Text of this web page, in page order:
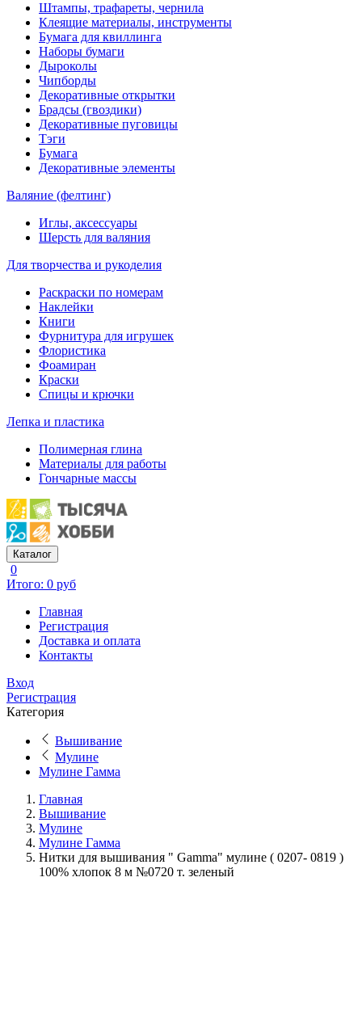
Штампы, трафареты, чернила
Клеящие материалы, инструменты
Бумага для квиллинга
Наборы бумаги
Дыроколы
Чипборды
Декоративные открытки
Брадсы (гвоздики)
Декоративные пуговицы
Тэги
Бумага
Декоративные элементы
Валяние (фелтинг)
Иглы, аксессуары
Шерсть для валяния
Для творчества и рукоделия
Раскраски по номерам
Наклейки
Книги
Фурнитура для игрушек
Флористика
Фоамиран
Краски
Спицы и крючки
Лепка и пластика
Полимерная глина
Материалы для работы
Гончарные массы
Каталог
0
Итого: 0 руб
Главная
Регистрация
Доставка и оплата
Контакты
Вход
Регистрация
Категория
Вышивание
Мулине
Мулине Гамма
Главная
Вышивание
Мулине
Мулине Гамма
Нитки для вышивания " Gamma" мулине ( 0207- 0819 )
100% хлопок 8 м №0720 т. зеленый